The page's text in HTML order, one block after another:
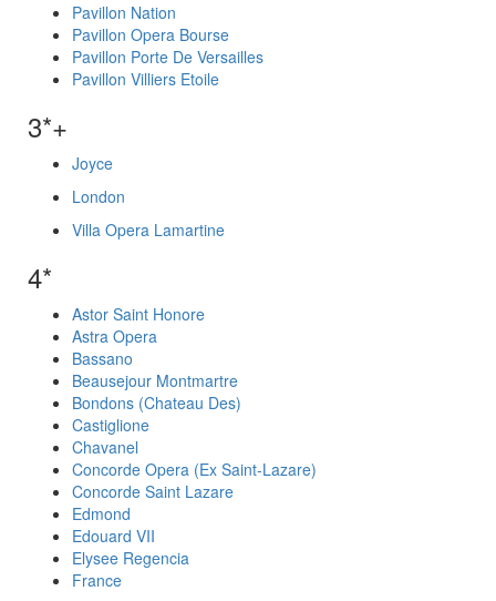
Pavillon Nation
Pavillon Opera Bourse
Pavillon Porte De Versailles
Pavillon Villiers Etoile
3*+
Joyce
London
Villa Opera Lamartine
4*
Astor Saint Honore
Astra Opera
Bassano
Beausejour Montmartre
Bondons (Chateau Des)
Castiglione
Chavanel
Concorde Opera (Ex Saint-Lazare)
Concorde Saint Lazare
Edmond
Edouard VII
Elysee Regencia
France